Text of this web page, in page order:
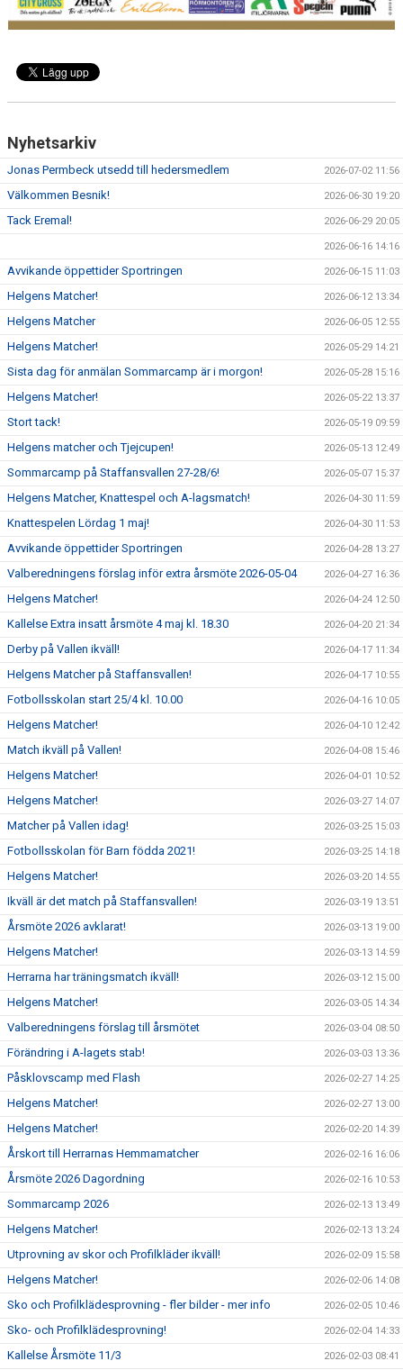
Nyhetsarkiv
Jonas Permbeck utsedd till hedersmedlem 2026-07-02 11:56
Välkommen Besnik! 2026-06-30 19:20
Tack Eremal! 2026-06-29 20:05
2026-06-16 14:16
Avvikande öppettider Sportringen 2026-06-15 11:03
Helgens Matcher! 2026-06-12 13:34
Helgens Matcher 2026-06-05 12:55
Helgens Matcher! 2026-05-29 14:21
Sista dag för anmälan Sommarcamp är i morgon! 2026-05-28 15:16
Helgens Matcher! 2026-05-22 13:37
Stort tack! 2026-05-19 09:59
Helgens matcher och Tjejcupen! 2026-05-13 12:49
Sommarcamp på Staffansvallen 27-28/6! 2026-05-07 15:37
Helgens Matcher, Knattespel och A-lagsmatch! 2026-04-30 11:59
Knattespelen Lördag 1 maj! 2026-04-30 11:53
Avvikande öppettider Sportringen 2026-04-28 13:27
Valberedningens förslag inför extra årsmöte 2026-05-04 2026-04-27 16:36
Helgens Matcher! 2026-04-24 12:50
Kallelse Extra insatt årsmöte 4 maj kl. 18.30 2026-04-20 21:34
Derby på Vallen ikväll! 2026-04-17 11:34
Helgens Matcher på Staffansvallen! 2026-04-17 10:55
Fotbollsskolan start 25/4 kl. 10.00 2026-04-16 10:05
Helgens Matcher! 2026-04-10 12:42
Match ikväll på Vallen! 2026-04-08 15:46
Helgens Matcher! 2026-04-01 10:52
Helgens Matcher! 2026-03-27 14:07
Matcher på Vallen idag! 2026-03-25 15:03
Fotbollsskolan för Barn födda 2021! 2026-03-25 14:18
Helgens Matcher! 2026-03-20 14:55
Ikväll är det match på Staffansvallen! 2026-03-19 13:51
Årsmöte 2026 avklarat! 2026-03-13 19:00
Helgens Matcher! 2026-03-13 14:59
Herrarna har träningsmatch ikväll! 2026-03-12 15:00
Helgens Matcher! 2026-03-05 14:34
Valberedningens förslag till årsmötet 2026-03-04 08:50
Förändring i A-lagets stab! 2026-03-03 13:36
Påsklovscamp med Flash 2026-02-27 14:25
Helgens Matcher! 2026-02-27 13:00
Helgens Matcher! 2026-02-20 14:39
Årskort till Herrarnas Hemmamatcher 2026-02-16 16:06
Årsmöte 2026 Dagordning 2026-02-16 10:53
Sommarcamp 2026 2026-02-13 13:49
Helgens Matcher! 2026-02-13 13:24
Utprovning av skor och Profilkläder ikväll! 2026-02-09 15:58
Helgens Matcher! 2026-02-06 14:08
Sko och Profilklädesprovning - fler bilder - mer info 2026-02-05 10:46
Sko- och Profilklädesprovning! 2026-02-04 14:33
Kallelse Årsmöte 11/3 2026-02-03 08:41